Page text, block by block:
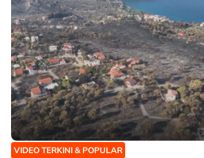
VIDEO TERKINI & POPULAR